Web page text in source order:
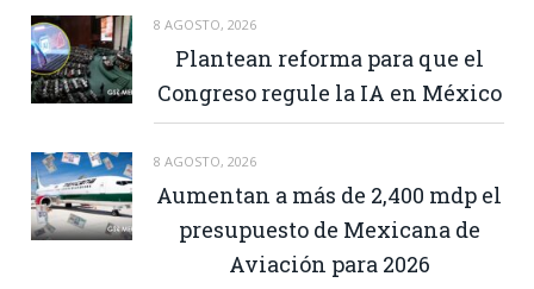
8 AGOSTO, 2026
Plantean reforma para que el
Congreso regule la IA en México
8 AGOSTO, 2026
Aumentan a más de 2,400 mdp el
presupuesto de Mexicana de
Aviación para 2026